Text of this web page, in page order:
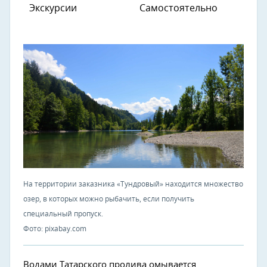
Экскурсии Самостоятельно
На территории заказника «Тундровый» находится множество
озер, в которых можно рыбачить, если получить
специальный пропуск.
Фото: pixabay.com
Водами Татарского пролива омывается